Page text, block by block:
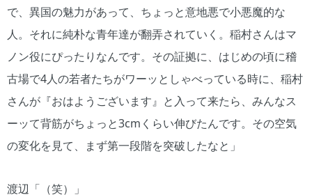
で、異国の魅力があって、ちょっと意地悪で小悪魔的な
人。それに純朴な青年達が翻弄されていく。稲村さんはマ
ノン役にぴったりなんです。その証拠に、はじめの頃に稽
古場で4人の若者たちがワーッとしゃべっている時に、稲村
さんが『おはようございます』と入って来たら、みんなス
ーッて背筋がちょっと3cmくらい伸びたんです。その空気
の変化を見て、まず第一段階を突破したなと」
渡辺「（笑）」